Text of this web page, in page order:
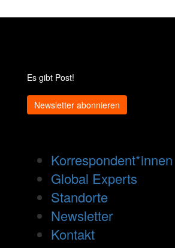
Es gibt Post!
Newsletter abonnieren
Korrespondent*innen
Global Experts
Standorte
Newsletter
Kontakt